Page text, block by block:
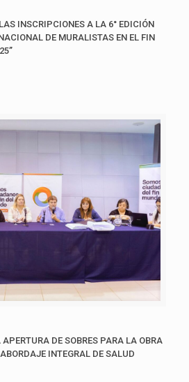
INSCRIPCIONES A LA 6° EDICIÓN
DE MURALISTAS EN EL FIN
DE SOBRES PARA LA OBRA
INTEGRAL DE SALUD